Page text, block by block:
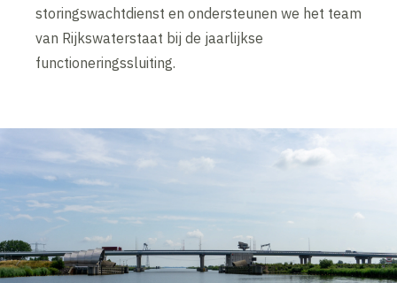
storingswachtdienst en ondersteunen we het team
van Rijkswaterstaat bij de jaarlijkse
functioneringssluiting.